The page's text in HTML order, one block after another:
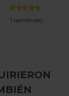
1 opinión(es)